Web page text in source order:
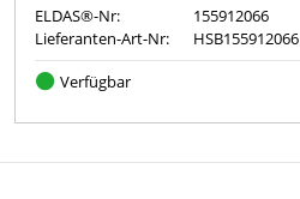
ELDAS®-Nr:
155912066
Lieferanten-Art-Nr:
HSB155912066
Verfügbar